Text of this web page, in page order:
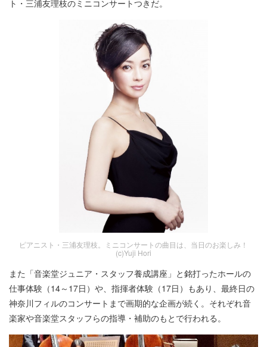
ト・三浦友理枝のミニコンサートつきだ。
ピアニスト・三浦友理枝。ミニコンサートの曲目は、当日のお楽しみ！
(c)Yuji Hori
また「音楽堂ジュニア・スタッフ養成講座」と銘打ったホールの
仕事体験（14～17日）や、指揮者体験（17日）もあり、最終日の
神奈川フィルのコンサートまで画期的な企画が続く。それぞれ音
楽家や音楽堂スタッフらの指導・補助のもとで行われる。